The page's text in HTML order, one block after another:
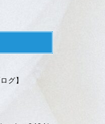
グ】